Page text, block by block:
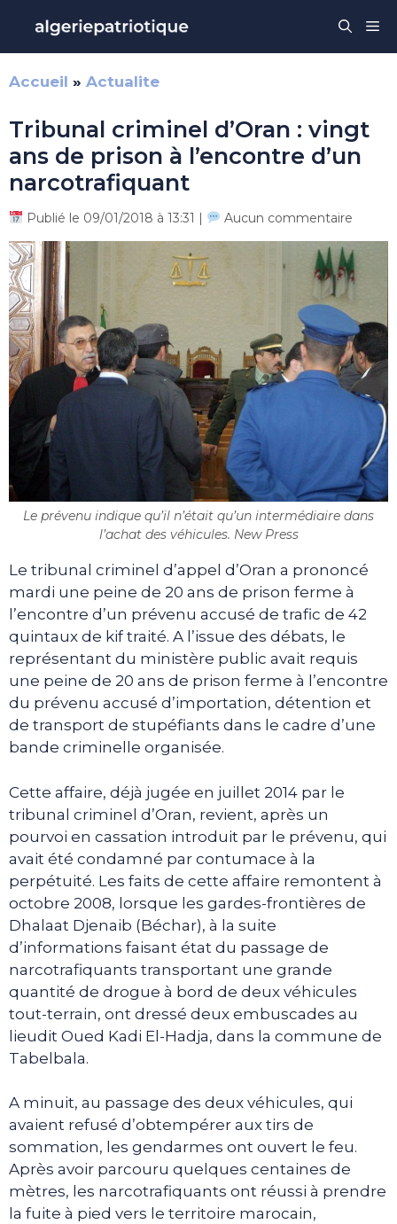
contenu
Accueil » Actualite
Tribunal criminel d’Oran : vingt
ans de prison à l’encontre d’un
narcotrafiquant
Publié le 09/01/2018 à 13:31 | Aucun commentaire
Le prévenu indique qu’il n’était qu’un intermédiaire dans
l’achat des véhicules. New Press
Le tribunal criminel d’appel d’Oran a prononcé
mardi une peine de 20 ans de prison ferme à
l’encontre d’un prévenu accusé de trafic de 42
quintaux de kif traité. A l’issue des débats, le
représentant du ministère public avait requis
une peine de 20 ans de prison ferme à l’encontre
du prévenu accusé d’importation, détention et
de transport de stupéfiants dans le cadre d’une
bande criminelle organisée.
Cette affaire, déjà jugée en juillet 2014 par le
tribunal criminel d’Oran, revient, après un
pourvoi en cassation introduit par le prévenu, qui
avait été condamné par contumace à la
perpétuité. Les faits de cette affaire remontent à
octobre 2008, lorsque les gardes-frontières de
Dhalaat Djenaib (Béchar), à la suite
d’informations faisant état du passage de
narcotrafiquants transportant une grande
quantité de drogue à bord de deux véhicules
tout-terrain, ont dressé deux embuscades au
lieudit Oued Kadi El-Hadja, dans la commune de
Tabelbala.
A minuit, au passage des deux véhicules, qui
avaient refusé d’obtempérer aux tirs de
sommation, les gendarmes ont ouvert le feu.
Après avoir parcouru quelques centaines de
mètres, les narcotrafiquants ont réussi à prendre
la fuite à pied vers le territoire marocain,